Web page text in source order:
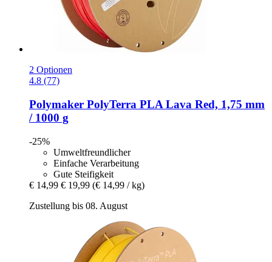
2 Optionen
4.8 (77)
Polymaker PolyTerra PLA Lava Red, 1,75 mm
/ 1000 g
-25%
Umweltfreundlicher
Einfache Verarbeitung
Gute Steifigkeit
€ 14,99 € 19,99 (€ 14,99 / kg)
Zustellung bis 08. August